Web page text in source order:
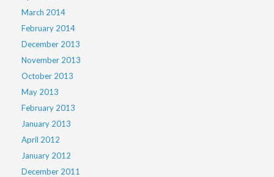
March 2014
February 2014
December 2013
November 2013
October 2013
May 2013
February 2013
January 2013
April 2012
January 2012
December 2011